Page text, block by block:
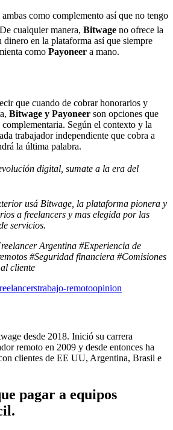
como complemento así que no tengo
cualquier manera, Bitwage no ofrece la
en la plataforma así que siempre
como Payoneer a mano.
que cuando de cobrar honorarios y
Bitwage y Payoneer son opciones que
Según el contexto y la
trabajador independiente que cobra a
la última palabra.
digital, sumate a la era del
usá Bitwage, la plataforma pionera y
a freelancers y mas elegida por las
servicios.
Argentina #Experiencia de
#Seguridad financiera #Comisiones
cliente
trabajo-remotoopinion
desde 2018. Inició su carrera
remoto en 2009 y desde entonces ha
clientes de EE UU, Argentina, Brasil e
pagar a equipos